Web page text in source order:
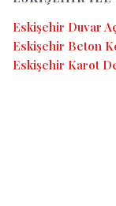
Eskişehir Duvar
Eskişehir Beton
Eskişehir Karot